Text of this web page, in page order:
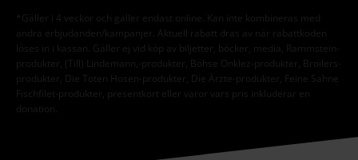
*Gäller i 4 veckor och gäller endast online. Kan inte kombineras med
andra erbjudanden/kampanjer. Aktuell rabatt dras av när rabattkoden
löses in i kassan. Gäller ej vid köp av biljetter, böcker, media, Rammstein-
produkter, (Till) Lindemann,-produkter, Böhse Onklez-produkter, Broilers-
produkter, Die Toten Hosen-produkter, Die Ärzte-produkter, Feine Sahne
Fischfilet-produkter, presentkort eller varor vars pris inkluderar en
donation.